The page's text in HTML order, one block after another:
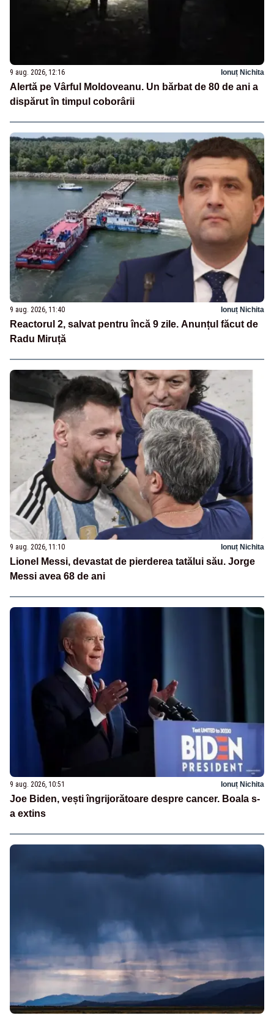
9 aug. 2026, 12:16 Ionuț Nichita
Alertă pe Vârful Moldoveanu. Un bărbat de 80 de ani a
dispărut în timpul coborârii
9 aug. 2026, 11:40 Ionuț Nichita
Reactorul 2, salvat pentru încă 9 zile. Anunțul făcut de
Radu Miruță
9 aug. 2026, 11:10 Ionuț Nichita
Lionel Messi, devastat de pierderea tatălui său. Jorge
Messi avea 68 de ani
9 aug. 2026, 10:51 Ionuț Nichita
Joe Biden, vești îngrijorătoare despre cancer. Boala s-
a extins